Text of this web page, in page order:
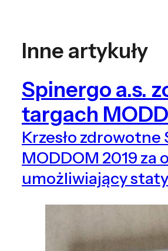
Inne artykuły
Spinergo a.s.
targach
Krzesło
MODDOM 2019
umożliwiający